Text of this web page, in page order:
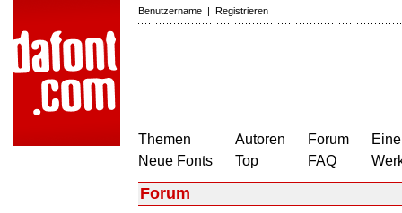
Benutzername | Registrieren
Themen
Neue Fonts
Autoren
Top
Forum
FAQ
Forum